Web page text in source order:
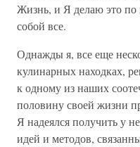
Жизнь, и Я делаю это
собой все.
Однажды я, все еще
кулинарных находках,
к одному из наших
половину своей жизни
Я надеялся получить у
идей и методов,